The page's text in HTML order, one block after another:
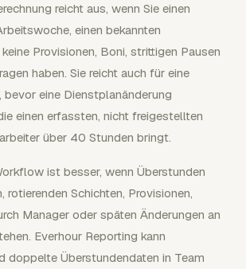
reicht aus, wenn Sie einen
einen bekannten
Provisionen, Boni, strittigen Pausen
haben. Sie reicht auch für eine
eine Dienstplanänderung
einen erfassten, nicht freigestellten
über 40 Stunden bringt.
ist besser, wenn Überstunden
rotierenden Schichten, Provisionen,
Manager oder späten Änderungen an
Everhour Reporting kann
doppelte Überstundendaten in Team